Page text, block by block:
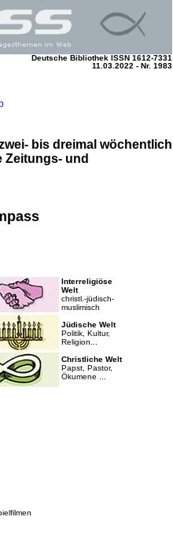
Deutsche Bibliothek ISSN 1612-7331
11.03.2022 - Nr. 1983
bis dreimal wöchentlich
Zeitungs- und
Interreligiöse
Welt
christl.-jüdisch-
muslimisch
Jüdische Welt
Politik, Kultur,
Religion...
Christliche Welt
Papst, Pastor,
Ökumene ...